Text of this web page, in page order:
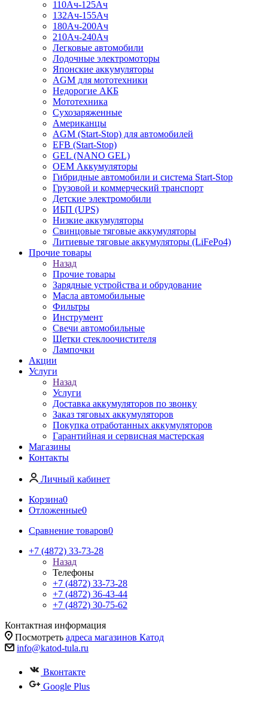
110Ач-125Ач
132Ач-155Ач
180Ач-200Ач
210Ач-240Ач
Легковые автомобили
Лодочные электромоторы
Японские аккумуляторы
AGM для мототехники
Недорогие АКБ
Мототехника
Сухозаряженные
Американцы
AGM (Start-Stop) для автомобилей
EFB (Start-Stop)
GEL (NANO GEL)
OEM Аккумуляторы
Гибридные автомобили и система Start-Stop
Грузовой и коммерческий транспорт
Детские электромобили
ИБП (UPS)
Низкие аккумуляторы
Свинцовые тяговые аккумуляторы
Литиевые тяговые аккумуляторы (LiFePo4)
Прочие товары
Назад
Прочие товары
Зарядные устройства и обрудование
Масла автомобильные
Фильтры
Инструмент
Свечи автомобильные
Щетки стеклоочистителя
Лампочки
Акции
Услуги
Назад
Услуги
Доставка аккумуляторов по звонку
Заказ тяговых аккумуляторов
Покупка отработанных аккумуляторов
Гарантийная и сервисная мастерская
Магазины
Контакты
Личный кабинет
Корзина0
Отложенные0
Сравнение товаров0
+7 (4872) 33-73-28
Назад
Телефоны
+7 (4872) 33-73-28
+7 (4872) 36-43-44
+7 (4872) 30-75-62
Контактная информация
Посмотреть адреса магазинов Катод
info@katod-tula.ru
Вконтакте
Google Plus